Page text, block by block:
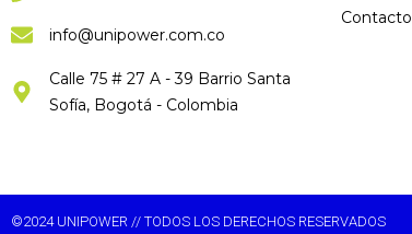
info@unipower.com.co
Calle 75 # 27 A - 39 Barrio Santa
Sofía, Bogotá - Colombia
Contacto
©2024 UNIPOWER // TODOS LOS DERECHOS RESERVADOS